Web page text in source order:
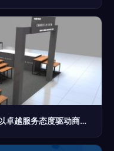
上海专业品牌战略与创意设计服务 以卓越服务态度驱动商业价值